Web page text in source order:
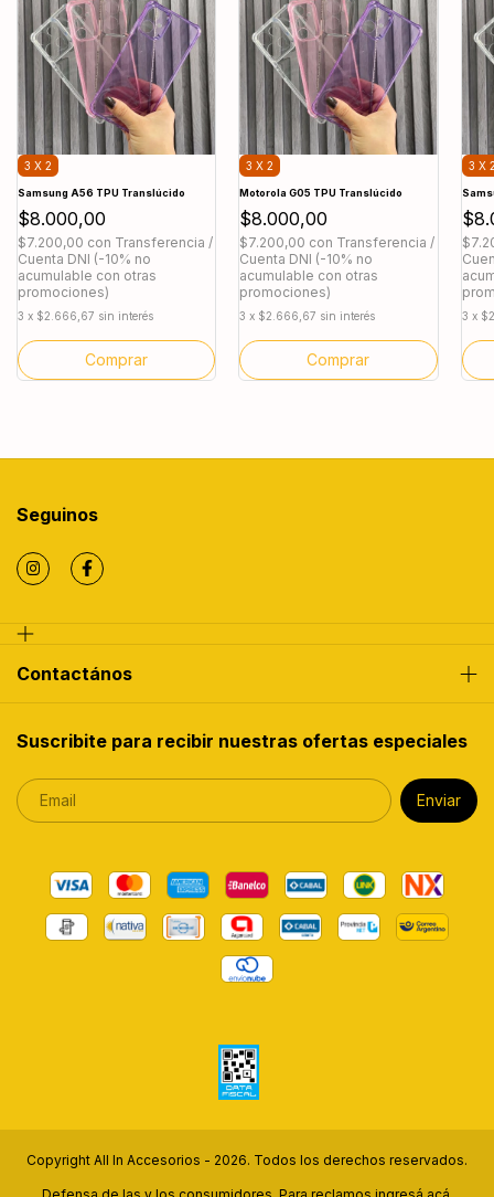
3 X 2
Samsung A56 TPU Translúcido
$8.000,00
$7.200,00 con Transferencia /
Cuenta DNI (-10% no
acumulable con otras
promociones)
3 x $2.666,67 sin interés
Comprar
3 X 2
Motorola G05 TPU Translúcido
$8.000,00
$7.200,00 con Transferencia /
Cuenta DNI (-10% no
acumulable con otras
promociones)
3 x $2.666,67 sin interés
Comprar
3 X
3 x
Seguinos
Contactános
Suscribite para recibir nuestras ofertas especiales
Copyright All In Accesorios - 2026. Todos los derechos reservados.